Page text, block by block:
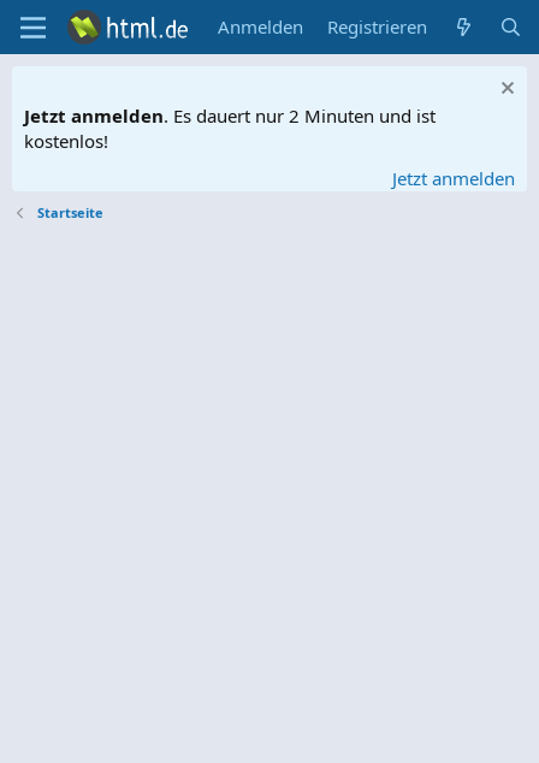
Anmelden Registrieren
Jetzt anmelden. Es dauert nur 2 Minuten und ist
kostenlos!
Jetzt anmelden
Startseite